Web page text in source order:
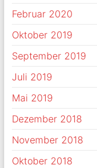
Februar 2020
Oktober 2019
September 2019
Juli 2019
Mai 2019
Dezember 2018
November 2018
Oktober 2018